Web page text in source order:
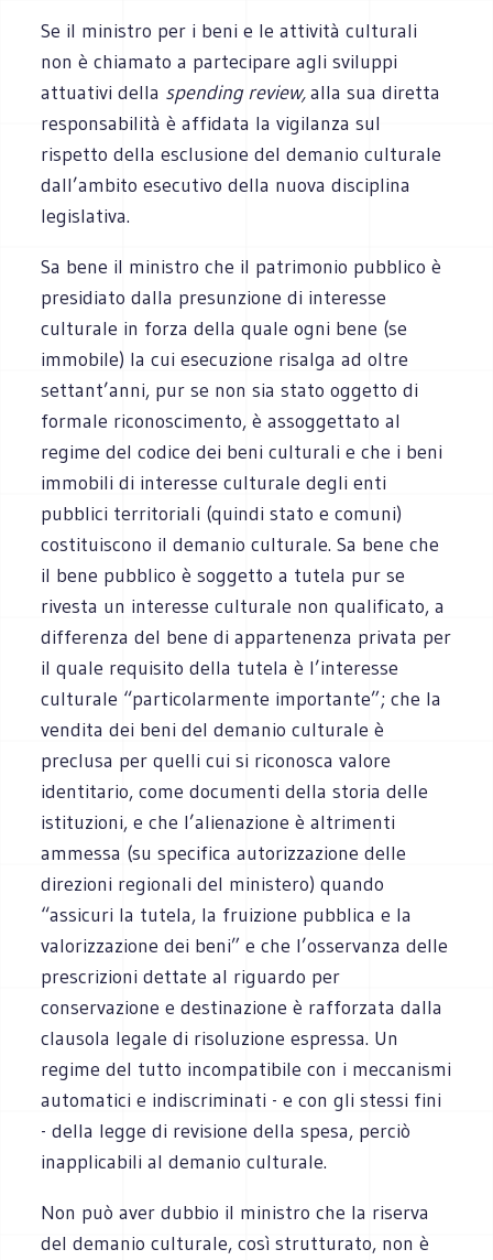
Se il ministro per i beni e le attività culturali
non è chiamato a partecipare agli sviluppi
attuativi della spending review,alla sua diretta
responsabilità è affidata la vigilanza sul
rispetto della esclusione del demanio culturale
dall’ambito esecutivo della nuova disciplina
legislativa.
Sa bene il ministro che il patrimonio pubblico è
presidiato dalla presunzione di interesse
culturale in forza della quale ogni bene (se
immobile) la cui esecuzione risalga ad oltre
settant’anni, pur se non sia stato oggetto di
formale riconoscimento, è assoggettato al
regime del codice dei beni culturali e che i beni
immobili di interesse culturale degli enti
pubblici territoriali (quindi stato e comuni)
costituiscono il demanio culturale. Sa bene che
il bene pubblico è soggetto a tutela pur se
rivesta un interesse culturale non qualificato, a
differenza del bene di appartenenza privata per
il quale requisito della tutela è l’interesse
culturale “particolarmente importante”; che la
vendita dei beni del demanio culturale è
preclusa per quelli cui si riconosca valore
identitario, come documenti della storia delle
istituzioni, e che l’alienazione è altrimenti
ammessa (su specifica autorizzazione delle
direzioni regionali del ministero) quando
“assicuri la tutela, la fruizione pubblica e la
valorizzazione dei beni” e che l’osservanza delle
prescrizioni dettate al riguardo per
conservazione e destinazione è rafforzata dalla
clausola legale di risoluzione espressa. Un
regime del tutto incompatibile con i meccanismi
automatici e indiscriminati - e con gli stessi fini
- della legge di revisione della spesa, perciò
inapplicabili al demanio culturale.
Non può aver dubbio il ministro che la riserva
del demanio culturale, così strutturato, non è